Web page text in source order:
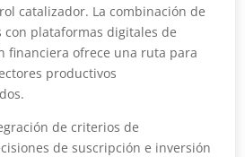
catalizador. La combinación de
plataformas digitales de
financiera ofrece una ruta para
productivos
de criterios de
de suscripción e inversión